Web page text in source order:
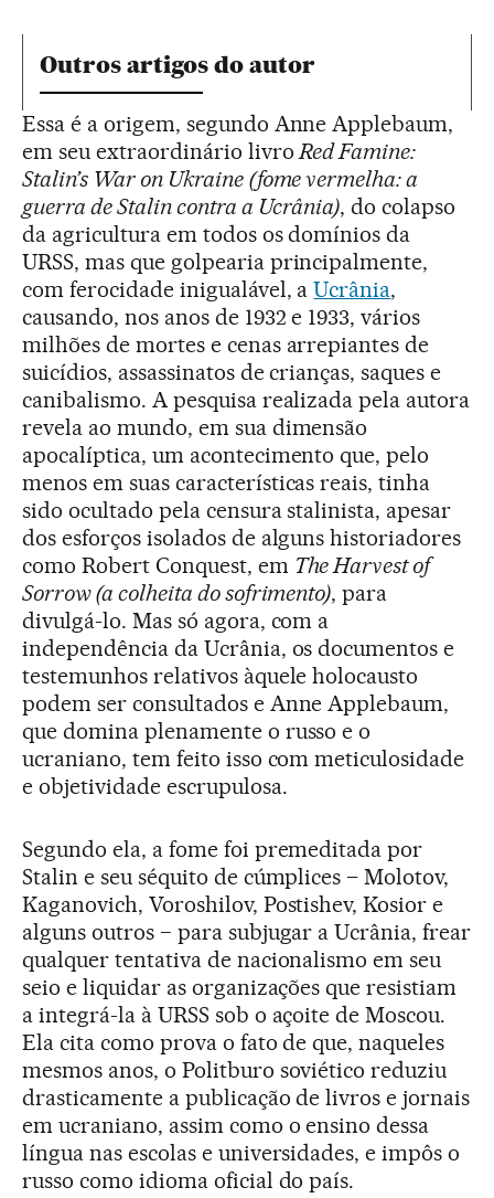
Outros artigos do autor
Essa é a origem, segundo Anne Applebaum,
em seu extraordinário livroRed Famine:
Stalin’s War on Ukraine (fome vermelha: a
guerra de Stalin contra a Ucrânia), do colapso
da agricultura em todos os domínios da
URSS, mas que golpearia principalmente,
com ferocidade inigualável, aUcrânia,
causando, nos anos de 1932 e 1933, vários
milhões de mortes e cenas arrepiantes de
suicídios, assassinatos de crianças, saques e
canibalismo. A pesquisa realizada pela autora
revela ao mundo, em sua dimensão
apocalíptica, um acontecimento que, pelo
menos em suas características reais, tinha
sido ocultado pela censura stalinista, apesar
dos esforços isolados de alguns historiadores
como Robert Conquest, em The Harvest of
Sorrow (a colheita do sofrimento), para
divulgá-lo. Mas só agora, com a
independência da Ucrânia, os documentos e
testemunhos relativos àquele holocausto
podem ser consultados e Anne Applebaum,
que domina plenamente o russo e o
ucraniano, tem feito isso com meticulosidade
e objetividade escrupulosa.
Segundo ela, a fome foi premeditada por
Stalin e seu séquito de cúmplices – Molotov,
Kaganovich, Voroshilov, Postishev, Kosior e
alguns outros − para subjugar a Ucrânia, frear
qualquer tentativa de nacionalismo em seu
seio e liquidar as organizações que resistiam
a integrá-la à URSS sob o açoite de Moscou.
Ela cita como prova o fato de que, naqueles
mesmos anos, o Politburo soviético reduziu
drasticamente a publicação de livros e jornais
em ucraniano, assim como o ensino dessa
língua nas escolas e universidades, e impôs o
russo como idioma oficial do país.